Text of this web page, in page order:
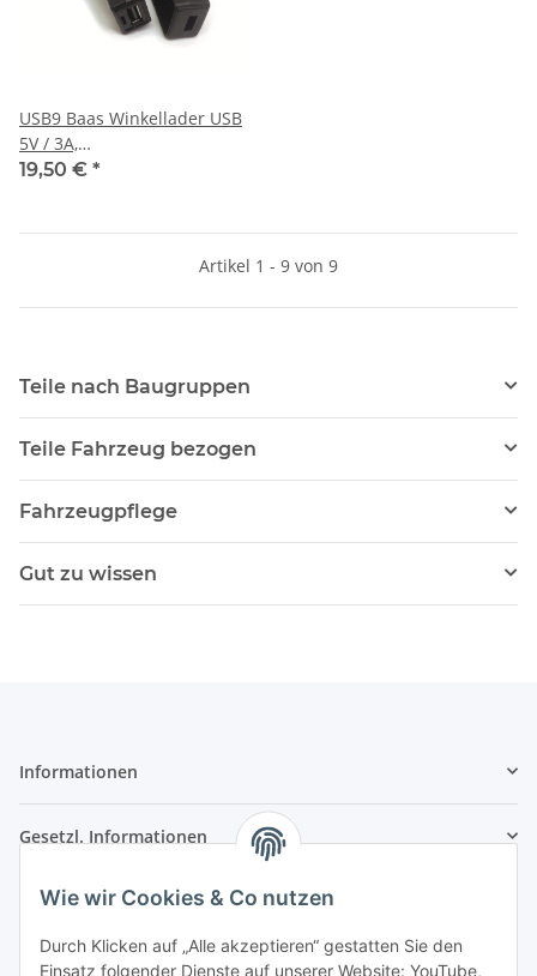
Wie wir Cookies & Co nutzen
Durch Klicken auf „Alle akzeptieren“ gestatten Sie den
Einsatz folgender Dienste auf unserer Website: YouTube,
USB9 Baas Winkellader USB
5V / 3A,
Spritzwassergeschützt
19,50 € *
Artikel 1 - 9 von 9
Teile nach Baugruppen
Teile Fahrzeug bezogen
Fahrzeugpflege
Gut zu wissen
Informationen
Gesetzl. Informationen
Kontaktinformationen
SRTM GmbH